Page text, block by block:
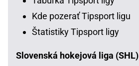
Kde pozerať Tipsport ligu
Štatistiky Tipsport ligy
Slovenská hokejová liga (SHL)